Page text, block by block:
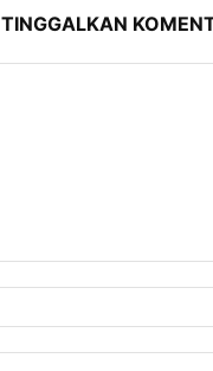
TINGGALKAN